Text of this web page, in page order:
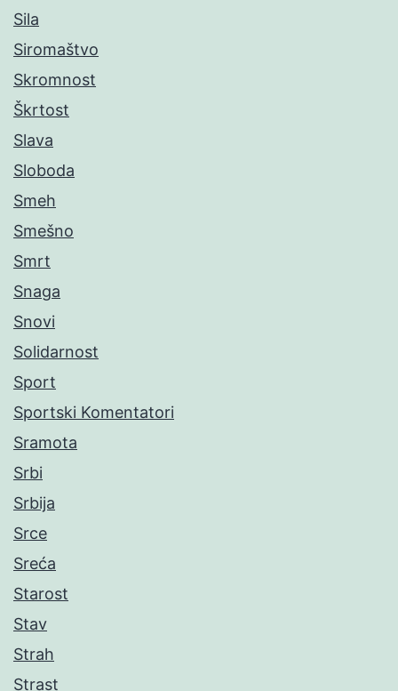
Sila
Siromaštvo
Skromnost
Škrtost
Slava
Sloboda
Smeh
Smešno
Smrt
Snaga
Snovi
Solidarnost
Sport
Sportski Komentatori
Sramota
Srbi
Srbija
Srce
Sreća
Starost
Stav
Strah
Strast